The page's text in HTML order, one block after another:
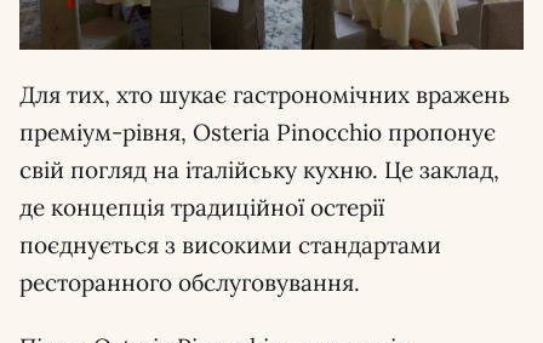
Для тих, хто шукає гастрономічних вражень
преміум-рівня, Osteria Pinocchio пропонує
свій погляд на італійську кухню. Це заклад,
де концепція традиційної остерії
поєднується з високими стандартами
ресторанного обслуговування.